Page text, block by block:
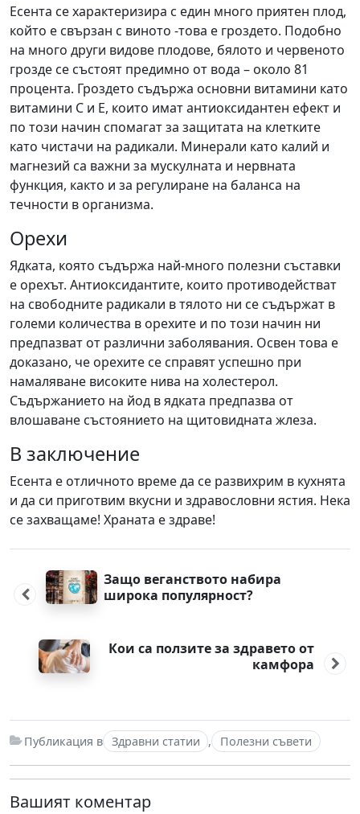
Есента се характеризира с един много приятен плод,
който е свързан с виното -това е гроздето. Подобно
на много други видове плодове, бялото и червеното
грозде се състоят предимно от вода – около 81
процента. Гроздето съдържа основни витамини като
витамини С и Е, които имат антиоксидантен ефект и
по този начин спомагат за защитата на клетките
като чистачи на радикали. Минерали като калий и
магнезий са важни за мускулната и нервната
функция, както и за регулиране на баланса на
течности в организма.
Орехи
Ядката, която съдържа най-много полезни съставки
е орехът. Антиоксидантите, които противодействат
на свободните радикали в тялото ни се съдържат в
големи количества в орехите и по този начин ни
предпазват от различни заболявания. Освен това е
доказано, че орехите се справят успешно при
намаляване високите нива на холестерол.
Съдържанието на йод в ядката предпазва от
влошаване състоянието на щитовидната жлеза.
В заключение
Есента е отличното време да се развихрим в кухнята
и да си приготвим вкусни и здравословни ястия. Нека
се захващаме! Храната е здраве!
navigationЗащо веганството набира
широка популярност?
Кои са ползите за здравето от
камфора
Публикация в Здравни статии , Полезни съвети
Вашият коментар